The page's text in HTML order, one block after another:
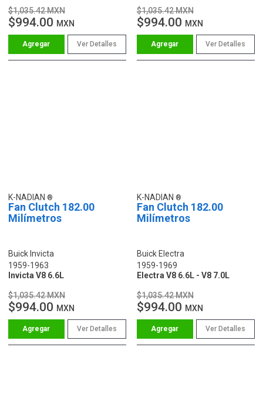
$1,035.42 MXN
$994.00 MXN
Ver Detalles
$1,035.42 MXN
$994.00 MXN
Ver Detalles
K-NADIAN
Fan Clutch 182.00
Milímetros
Buick Invicta
1959-1963
Invicta V8 6.6L
$1,035.42 MXN
$994.00 MXN
Ver Detalles
K-NADIAN
Fan Clutch 182.00
Milímetros
Buick Electra
1959-1969
Electra V8 6.6L - V8 7.0L
$1,035.42 MXN
$994.00 MXN
Ver Detalles